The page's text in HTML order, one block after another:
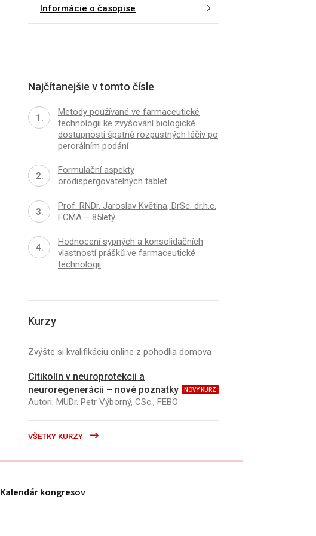
Informácie o časopise
Najčítanejšie v tomto čísle
Metody používané ve farmaceutické
technologii ke zvyšování biologické
dostupnosti špatně rozpustných léčiv po
perorálním podání
Formulační aspekty
orodispergovatelných tablet
Prof. RNDr. Jaroslav Květina, DrSc. dr.h.c.
FCMA – 85letý
Hodnocení sypných a konsolidačních
vlastností prášků ve farmaceutické
technologii
Kurzy
Zvýšte si kvalifikáciu online z pohodlia domova
Citikolín v neuroprotekcii a
neuroregenerácii – nové poznatky
NOVÝ KURZ
Autori: MUDr. Petr Výborný, CSc., FEBO
VŠETKY KURZY
Kalendár kongresov